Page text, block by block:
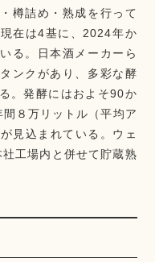
樽詰め・熟成を行って
在は4基に、2024年か
る。日本酒メーカーら
ンクがあり、多彩な酵
。発酵にはおよそ90か
８万リットル（平均ア
見込まれている。ウェ
工場内と併せて貯蔵熟